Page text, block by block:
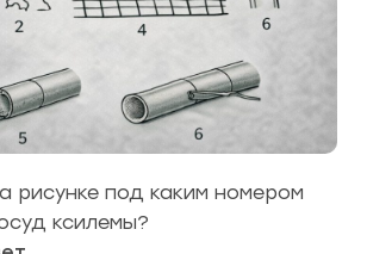
рисунке под каким номером
ксилемы?